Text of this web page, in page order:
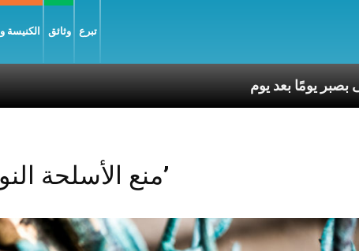
الكنيسة وثائق تبرع
Posts Tagged ‘منع الأسلحة النووية’